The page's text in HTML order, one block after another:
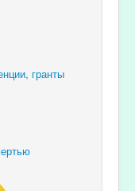
гранты